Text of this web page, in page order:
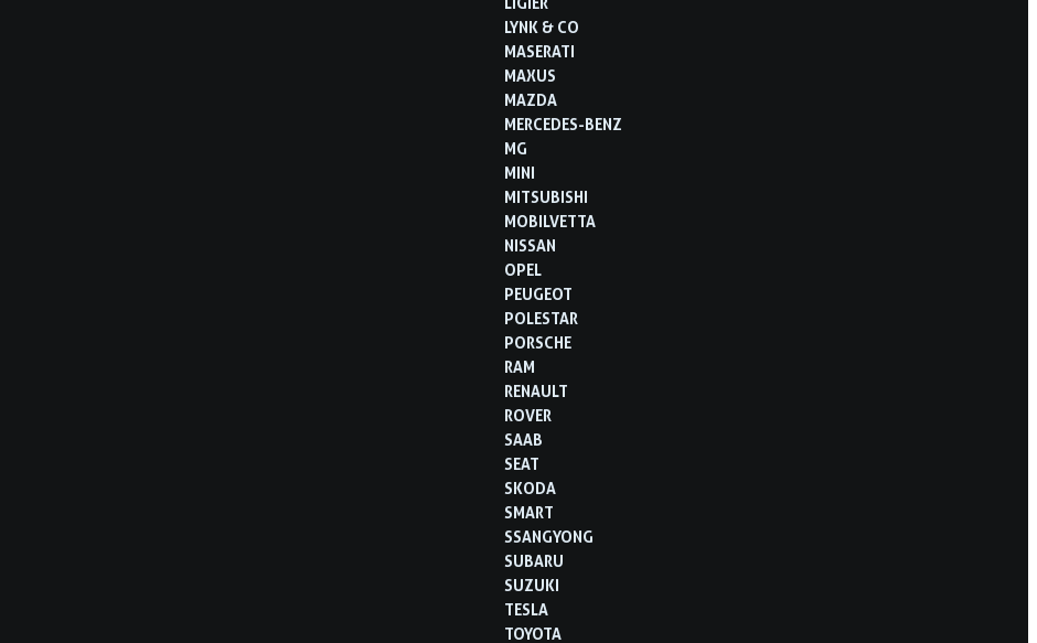
LYNK & CO
MASERATI
MAXUS
MAZDA
MERCEDES-BENZ
MG
MINI
MITSUBISHI
MOBILVETTA
NISSAN
OPEL
PEUGEOT
POLESTAR
PORSCHE
RAM
RENAULT
ROVER
SAAB
SEAT
SKODA
SMART
SSANGYONG
SUBARU
SUZUKI
TESLA
TOYOTA